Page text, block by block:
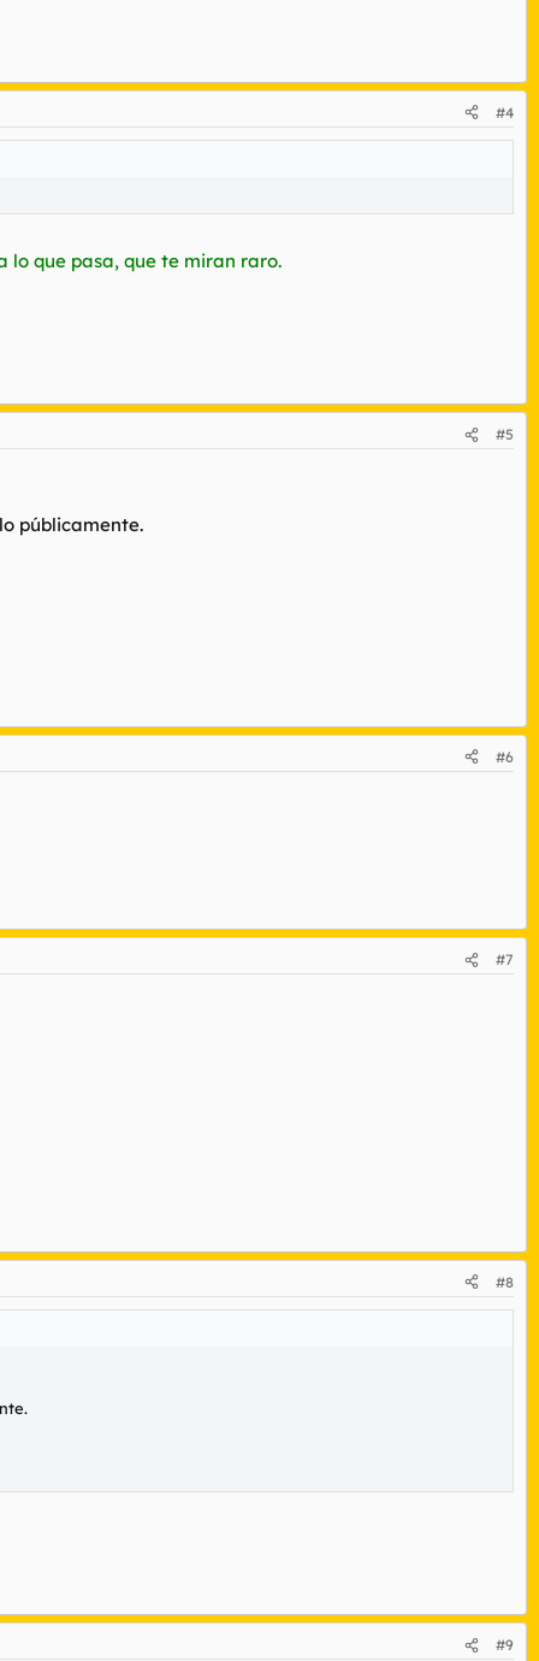
#4
lo que pasa, que te miran raro.
#5
públicamente.
#6
#7
#8
#9